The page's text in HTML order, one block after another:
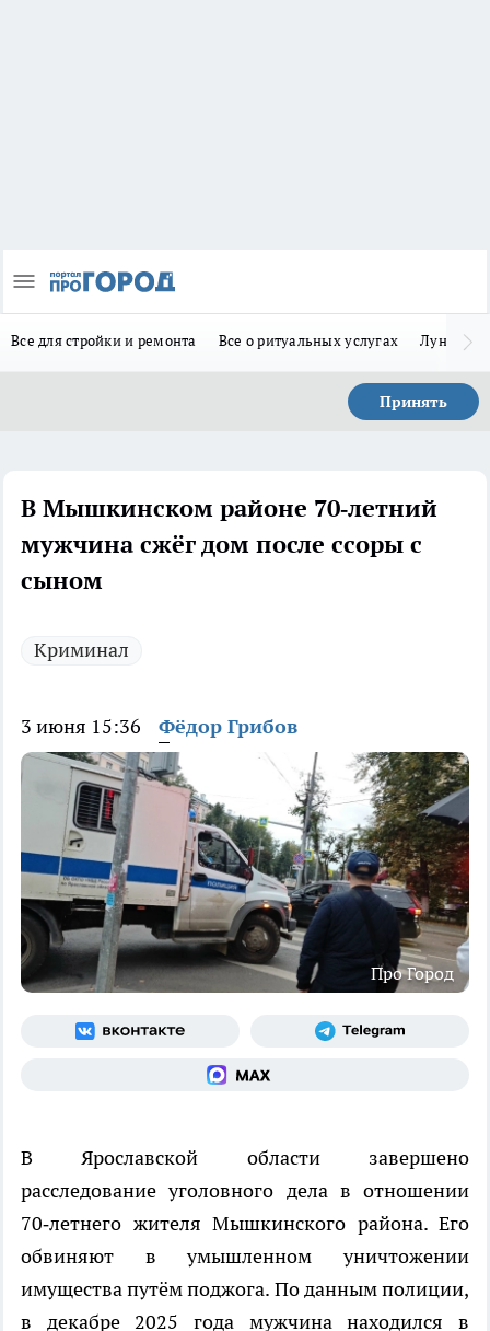
Все для стройки и ремонта Все о ритуальных услугах Лунно-
Принять
В Мышкинском районе 70‑летний
мужчина сжёг дом после ссоры с
сыном
Криминал
3 июня 15:36 Фёдор Грибов
Про Город
В Ярославской области завершено
расследование уголовного дела в отношении
70‑летнего жителя Мышкинского района. Его
обвиняют в умышленном уничтожении
имущества путём поджога. По данным полиции,
в декабре 2025 года мужчина находился в